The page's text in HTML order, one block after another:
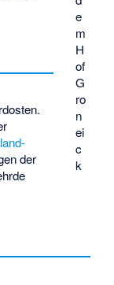
e
m
H
of
G
ro
n
ei
c
k
der